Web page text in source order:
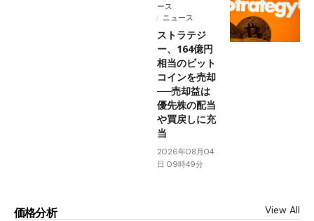
ース
ニュース
ストラテジ
ー、164億円
相当のビット
コインを売却
──売却益は
優先株の配当
や買戻しに充
当
2026年08月04
日 09時49分
価格分析 View All